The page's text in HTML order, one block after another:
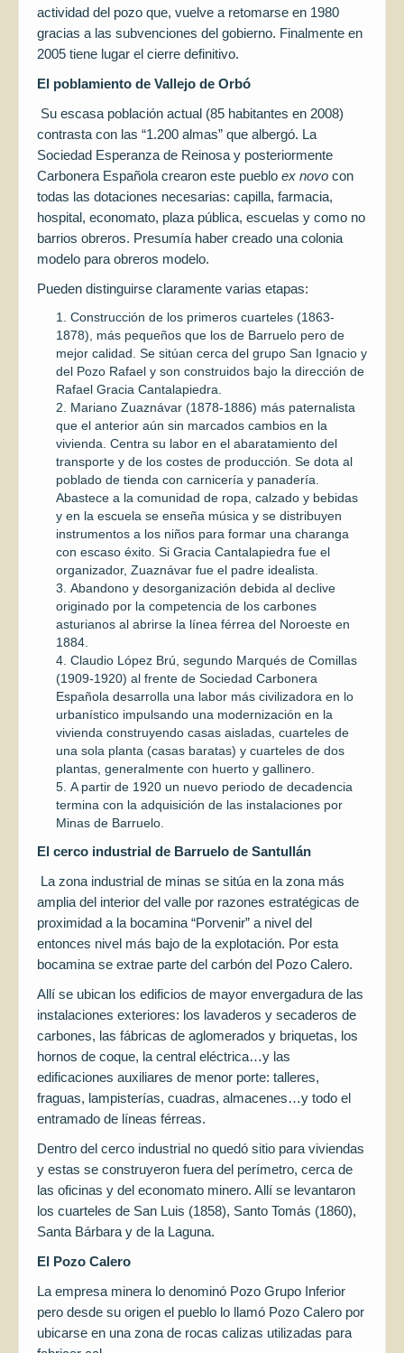
actividad del pozo que, vuelve a retomarse en 1980
gracias a las subvenciones del gobierno. Finalmente en
2005 tiene lugar el cierre definitivo.
El poblamiento de Vallejo de Orbó
Su escasa población actual (85 habitantes en 2008)
contrasta con las “1.200 almas” que albergó. La
Sociedad Esperanza de Reinosa y posteriormente
Carbonera Española crearon este pueblo ex novo con
todas las dotaciones necesarias: capilla, farmacia,
hospital, economato, plaza pública, escuelas y como no
barrios obreros. Presumía haber creado una colonia
modelo para obreros modelo.
Pueden distinguirse claramente varias etapas:
Construcción de los primeros cuarteles (1863-
1878), más pequeños que los de Barruelo pero de
mejor calidad. Se sitúan cerca del grupo San Ignacio y
del Pozo Rafael y son construidos bajo la dirección de
Rafael Gracia Cantalapiedra.
Mariano Zuaznávar (1878-1886) más paternalista
que el anterior aún sin marcados cambios en la
vivienda. Centra su labor en el abaratamiento del
transporte y de los costes de producción. Se dota al
poblado de tienda con carnicería y panadería.
Abastece a la comunidad de ropa, calzado y bebidas
y en la escuela se enseña música y se distribuyen
instrumentos a los niños para formar una charanga
con escaso éxito. Si Gracia Cantalapiedra fue el
organizador, Zuaznávar fue el padre idealista.
Abandono y desorganización debida al declive
originado por la competencia de los carbones
asturianos al abrirse la línea férrea del Noroeste en
1884.
Claudio López Brú, segundo Marqués de Comillas
(1909-1920) al frente de Sociedad Carbonera
Española desarrolla una labor más civilizadora en lo
urbanístico impulsando una modernización en la
vivienda construyendo casas aisladas, cuarteles de
una sola planta (casas baratas) y cuarteles de dos
plantas, generalmente con huerto y gallinero.
A partir de 1920 un nuevo periodo de decadencia
termina con la adquisición de las instalaciones por
Minas de Barruelo.
El cerco industrial de Barruelo de Santullán
La zona industrial de minas se sitúa en la zona más
amplia del interior del valle por razones estratégicas de
proximidad a la bocamina “Porvenir” a nivel del
entonces nivel más bajo de la explotación. Por esta
bocamina se extrae parte del carbón del Pozo Calero.
Allí se ubican los edificios de mayor envergadura de las
instalaciones exteriores: los lavaderos y secaderos de
carbones, las fábricas de aglomerados y briquetas, los
hornos de coque, la central eléctrica…y las
edificaciones auxiliares de menor porte: talleres,
fraguas, lampisterías, cuadras, almacenes…y todo el
entramado de líneas férreas.
Dentro del cerco industrial no quedó sitio para viviendas
y estas se construyeron fuera del perímetro, cerca de
las oficinas y del economato minero. Allí se levantaron
los cuarteles de San Luis (1858), Santo Tomás (1860),
Santa Bárbara y de la Laguna.
El Pozo Calero
La empresa minera lo denominó Pozo Grupo Inferior
pero desde su origen el pueblo lo llamó Pozo Calero por
ubicarse en una zona de rocas calizas utilizadas para